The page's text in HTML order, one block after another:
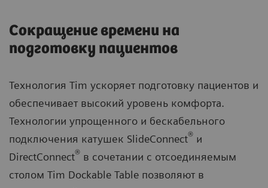
Сокращение времени на
подготовку пациентов
Технология Tim ускоряет подготовку пациентов и
обеспечивает высокий уровень комфорта.
Технологии упрощенного и бескабельного
подключения катушек SlideConnect® и
DirectConnect® в сочетании с отсоединяемым
столом Tim Dockable Table позволяют в